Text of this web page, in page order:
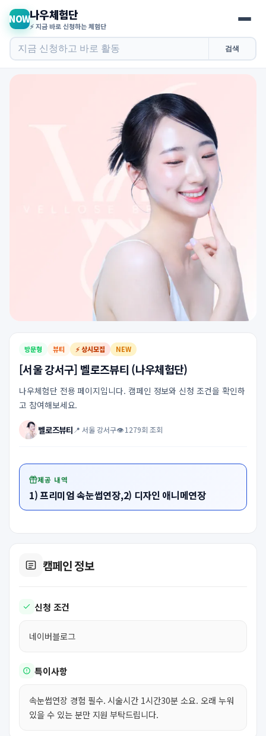
NOW나우체험단
⚡ 지금 바로 신청하는 체험단
검색
방문형 뷰티 ⚡ 상시모집 NEW
[서울 강서구] 벨로즈뷰티 (나우체험단)
나우체험단 전용 페이지입니다. 캠페인 정보와 신청 조건을 확인하
고 참여해보세요.
벨로즈뷰티 📍 서울 강서구👁 1279회 조회
제공 내역
1) 프리미엄 속눈썹연장,2) 디자인 애니메연장
캠페인 정보
신청 조건
네이버블로그
특이사항
속눈썹연장 경험 필수. 시술시간 1시간30분 소요. 오래 누워
있을 수 있는 분만 지원 부탁드립니다.